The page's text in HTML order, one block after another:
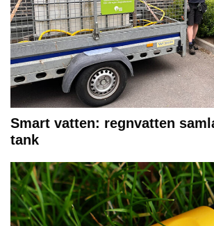
Smart vatten: regnvatten
tank